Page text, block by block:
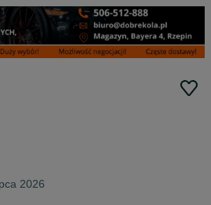
2026